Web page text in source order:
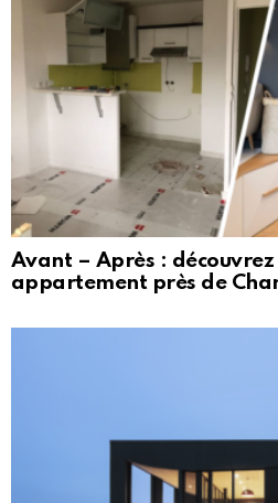
Avant – Après :
appartement près de